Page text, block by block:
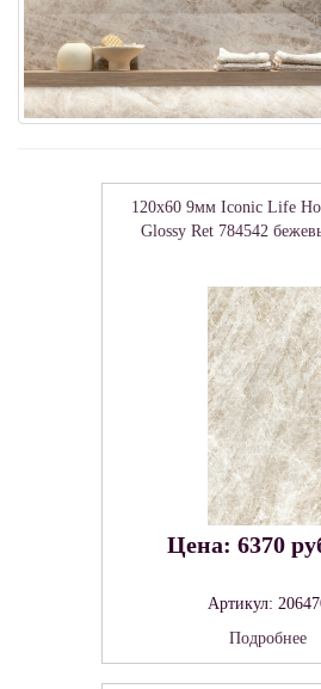
120x60 9мм Iconic Life
Glossy Ret 784542
Цена: 6370
Артикул:
Подробнее